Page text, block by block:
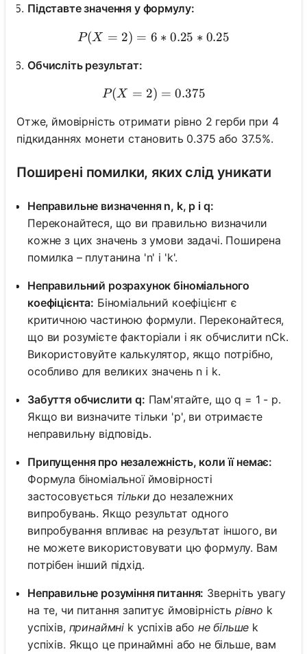
Підставте значення у формулу:
P(X = 2) = 6 * 0.25 * 0.25
P(X = 2) = 6 ∗ 0.25 ∗ 0.25
Обчисліть результат:
P(X = 2) = 0.375
P(X = 2) = 0.375
Отже, ймовірність отримати рівно 2 герби при 4
підкиданнях монети становить 0.375 або 37.5%.
Поширені помилки, яких слід уникати
Неправильне визначення n, k, p і q:
Переконайтеся, що ви правильно визначили
кожне з цих значень з умови задачі. Поширена
помилка – плутанина 'n' і 'k'.
Неправильний розрахунок біноміального
коефіцієнта: Біноміальний коефіцієнт є
критичною частиною формули. Переконайтеся,
що ви розумієте факторіали і як обчислити nCk.
Використовуйте калькулятор, якщо потрібно,
особливо для великих значень n і k.
Забуття обчислити q: Пам'ятайте, що q = 1 - p.
Якщо ви визначите тільки 'p', ви отримаєте
неправильну відповідь.
Припущення про незалежність, коли її немає:
Формула біноміальної ймовірності
застосовується тільки до незалежних
випробувань. Якщо результат одного
випробування впливає на результат іншого, ви
не можете використовувати цю формулу. Вам
потрібен інший підхід.
Неправильне розуміння питання: Зверніть увагу
на те, чи питання запитує ймовірність рівно k
успіхів, принаймні k успіхів або не більше k
успіхів. Якщо це принаймні або не більше, вам